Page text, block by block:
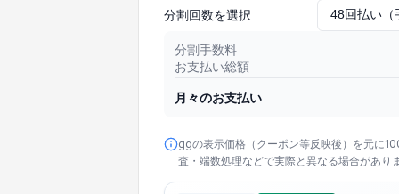
分割回数を選択
分割手数料
お支払い総額
月々のお支払い
ggの表示価格（クーポン等反映後）を元に
査・端数処理などで実際と異なる場合があり